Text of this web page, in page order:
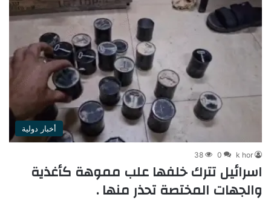
أخبار دولية
k hor
0
38
اسرائيل تترك خلفها علب مموهة كأغذية
والجهات المختصة تحذر منها .